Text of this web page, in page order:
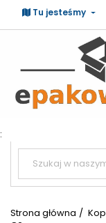
Tu jesteśmy
:

Strona główna